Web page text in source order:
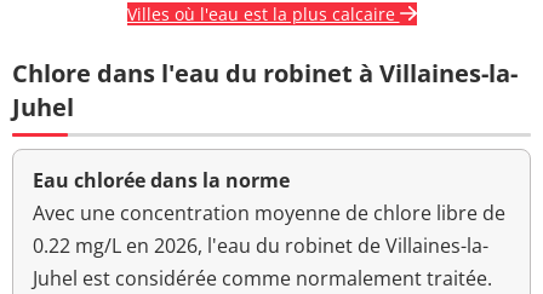
Villes où l'eau est la plus calcaire
Chlore dans l'eau du robinet à Villaines-la-
Juhel
Eau chlorée dans la norme
Avec une concentration moyenne de chlore libre de
0.22 mg/L en 2026, l'eau du robinet de Villaines-la-
Juhel est considérée comme normalement traitée.